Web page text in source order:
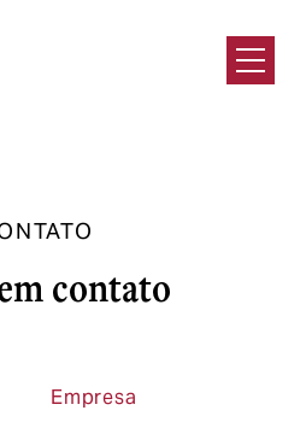
Abrir
Empresa
contato